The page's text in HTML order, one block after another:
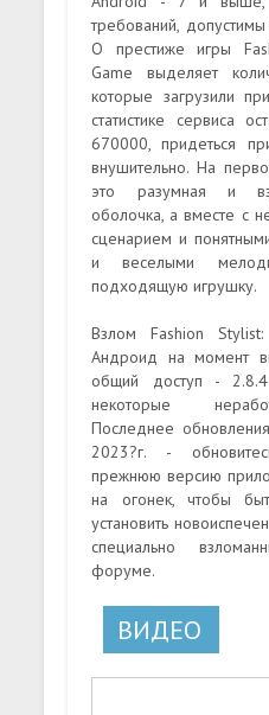
требований,
О престиже игры
Game выделяет
которые загрузили
статистике сервиса
670000, придеться
внушительно. На
это разумная и
оболочка, а вместе с
сценарием и
и веселыми
подходящую игрушку.
Взлом Fashion
Андроид на момент
общий доступ -
некоторые
Последнее
2023?г. -
прежнюю версию
на огонек, чтобы
установить
специально
форуме.
ВИДЕО